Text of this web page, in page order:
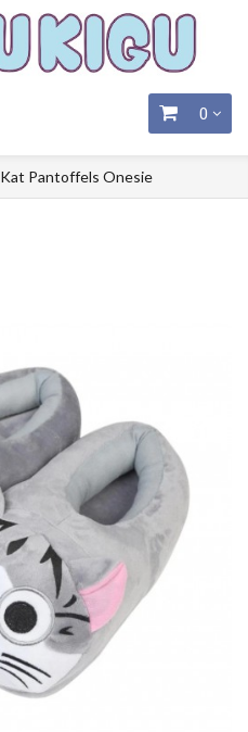
0
Kat Pantoffels Onesie